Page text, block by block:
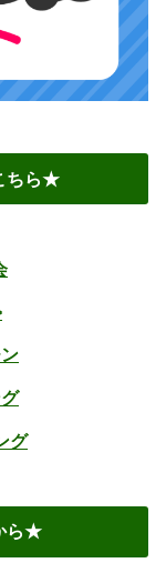
ちら★
グ
ら★